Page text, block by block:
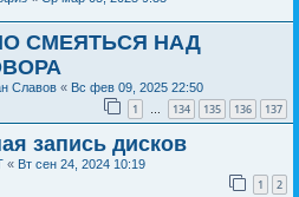
СМЕЯТЬСЯ НАД
Славов « Вс фев 09, 2025 22:50
1 … 134 135 136 137
запись дисков
« Вт сен 24, 2024 10:19
1 2